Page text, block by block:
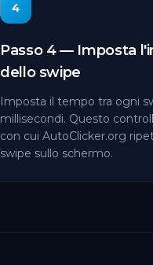
4
Passo 4 — Imposta
dello swipe
Imposta il tempo tra ogni
millisecondi. Questo
con cui AutoClicker.org
swipe sullo schermo.